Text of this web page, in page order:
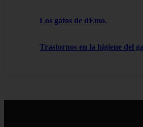
Los gatos de dEmo.
Trastornos en la higiene del